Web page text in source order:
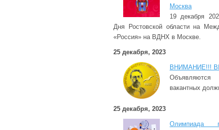
Москва
19 декабря
Дня Ростовской области на
«Россия» на ВДНХ в Москве.
25 декабря, 2023
ВНИМАНИЕ!!!
вакантных
25 декабря, 2023
Олимпиада